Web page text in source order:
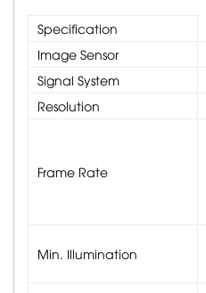
Specification
Image Sensor
Signal System
Resolution
Frame Rate
Min. Illumination